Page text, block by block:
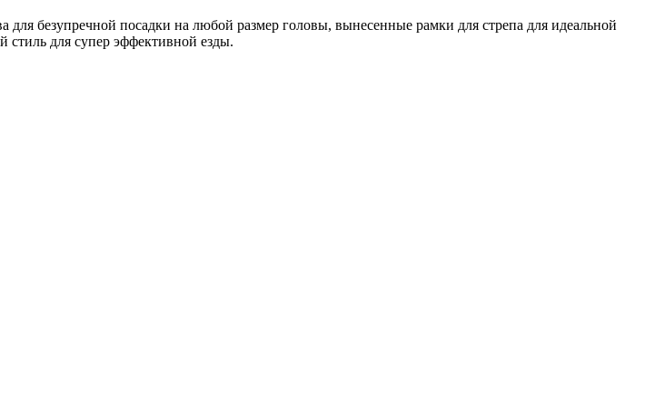
безупречной посадки на любой размер головы, вынесенные рамки для стрепа для идеальной
стиль для супер эффективной езды.